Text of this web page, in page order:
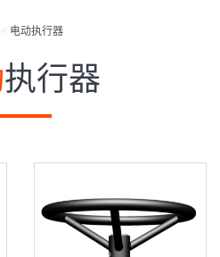
< 电动执行器
执行器